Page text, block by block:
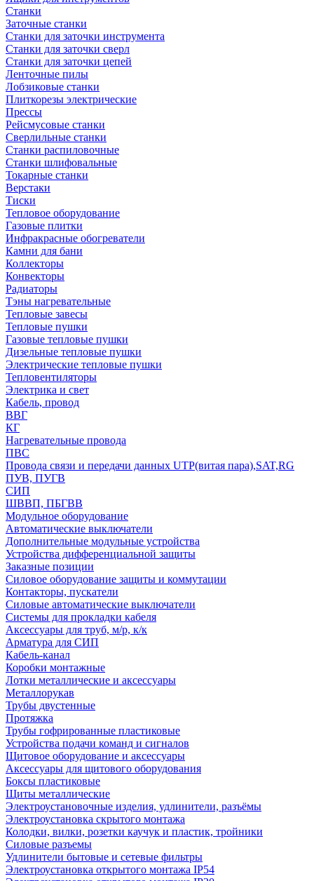
Станки
Заточные станки
Станки для заточки инструмента
Станки для заточки сверл
Станки для заточки цепей
Ленточные пилы
Лобзиковые станки
Плиткорезы электрические
Прессы
Рейсмусовые станки
Сверлильные станки
Станки распиловочные
Станки шлифовальные
Токарные станки
Верстаки
Тиски
Тепловое оборудование
Газовые плитки
Инфракрасные обогреватели
Камни для бани
Коллекторы
Конвекторы
Радиаторы
Тэны нагревательные
Тепловые завесы
Тепловые пушки
Газовые тепловые пушки
Дизельные тепловые пушки
Электрические тепловые пушки
Тепловентиляторы
Электрика и свет
Кабель, провод
ВВГ
КГ
Нагревательные провода
ПВС
Провода связи и передачи данных UTP(витая пара),SAT,RG
ПУВ, ПУГВ
СИП
ШВВП, ПБГВВ
Модульное оборудование
Автоматические выключатели
Дополнительные модульные устройства
Устройства дифференциальной защиты
Заказные позиции
Силовое оборудование защиты и коммутации
Контакторы, пускатели
Силовые автоматические выключатели
Системы для прокладки кабеля
Аксессуары для труб, м/р, к/к
Арматура для СИП
Кабель-канал
Коробки монтажные
Лотки металлические и аксессуары
Металлорукав
Трубы двустенные
Протяжка
Трубы гофрированные пластиковые
Устройства подачи команд и сигналов
Щитовое оборудование и аксессуары
Аксессуары для щитового оборудования
Боксы пластиковые
Щиты металлические
Электроустановочные изделия, удлинители, разъёмы
Электроустановка скрытого монтажа
Колодки, вилки, розетки каучук и пластик, тройники
Силовые разъемы
Удлинители бытовые и сетевые фильтры
Электроустановка открытого монтажа IP54